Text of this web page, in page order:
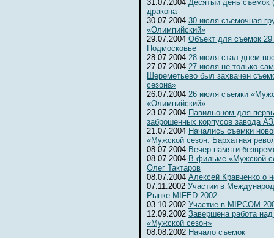
31.07.2004 Десятый день съемок
дракона
30.07.2004 30 июля съемочная
«Олимпийский»
29.07.2004 Объект для съемок
Подмосковье
28.07.2004 28 июля стал днем
27.07.2004 27 июля не только
Шереметьево был захвачен
сезона»
26.07.2004 26 июля съемки
«Олимпийский»
23.07.2004 Павильоном для
заброшенных корпусов завода
21.07.2004 Начались съемки
«Мужской сезон. Бархатная
08.07.2004 Вечер памяти
08.07.2004 В фильме «Мужской
Олег Тактаров
08.07.2004 Алексей Кравченко о
07.11.2002 Участии в
Рынке MIFED 2002
03.10.2002 Участие в MIPCOM
12.09.2002 Завершена работа
«Мужской сезон»
08.08.2002 Начало съемок